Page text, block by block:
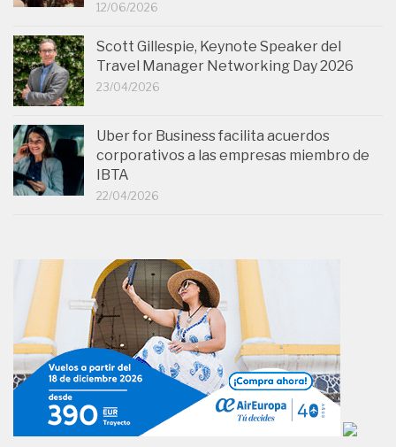
12/06/2026
Scott Gillespie, Keynote Speaker del
Travel Manager Networking Day 2026
23/04/2026
Uber for Business facilita acuerdos
corporativos a las empresas miembro de
IBTA
22/04/2026